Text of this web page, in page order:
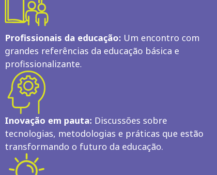
Profissionais da educação: Um encontro com
grandes referências da educação básica e
profissionalizante.
Inovação em pauta: Discussões sobre
tecnologias, metodologias e práticas que estão
transformando o futuro da educação.